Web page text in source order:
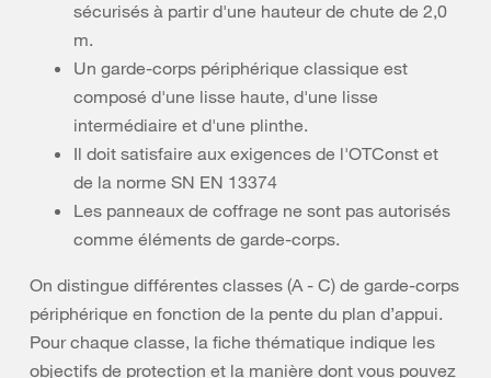
sécurisés à partir d'une hauteur de chute de 2,0
m.
Un garde-corps périphérique classique est
composé d'une lisse haute, d'une lisse
intermédiaire et d'une plinthe.
Il doit satisfaire aux exigences de l'OTConst et
de la norme SN EN 13374
Les panneaux de coffrage ne sont pas autorisés
comme éléments de garde-corps.
On distingue différentes classes (A - C) de garde-corps
périphérique en fonction de la pente du plan d’appui.
Pour chaque classe, la fiche thématique indique les
objectifs de protection et la manière dont vous pouvez